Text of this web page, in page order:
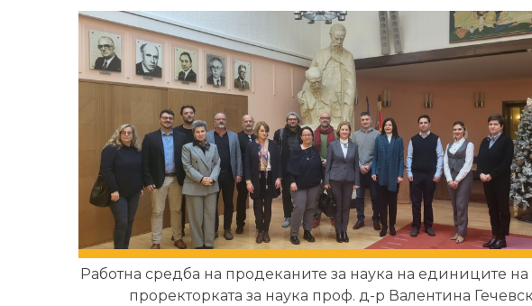
Работна средба на продеканите за наука на единиците
проректорката за наука проф. д-р Валентина